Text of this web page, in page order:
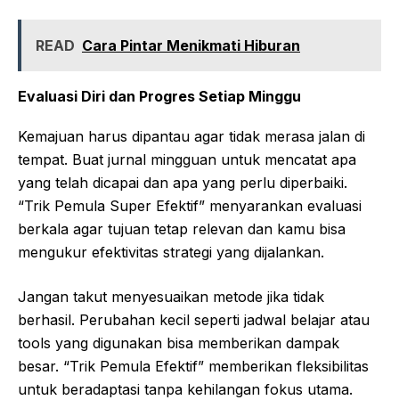
READ Cara Pintar Menikmati Hiburan
Evaluasi Diri dan Progres Setiap Minggu
Kemajuan harus dipantau agar tidak merasa jalan di
tempat. Buat jurnal mingguan untuk mencatat apa
yang telah dicapai dan apa yang perlu diperbaiki.
“Trik Pemula Super Efektif” menyarankan evaluasi
berkala agar tujuan tetap relevan dan kamu bisa
mengukur efektivitas strategi yang dijalankan.
Jangan takut menyesuaikan metode jika tidak
berhasil. Perubahan kecil seperti jadwal belajar atau
tools yang digunakan bisa memberikan dampak
besar. “Trik Pemula Efektif” memberikan fleksibilitas
untuk beradaptasi tanpa kehilangan fokus utama.